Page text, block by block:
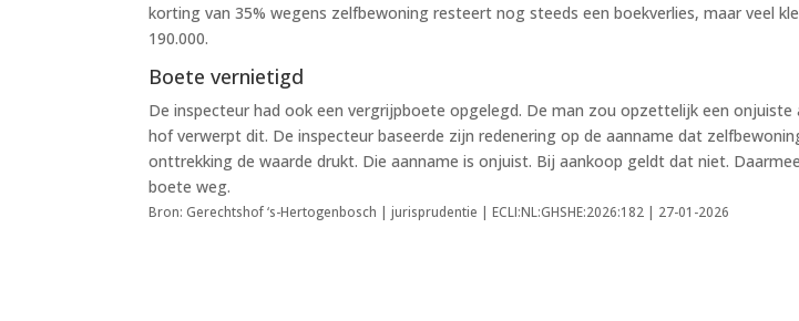
korting van 35% wegens zelfbewoning resteert nog steeds een boekverlies, maar veel
190.000.
Boete vernietigd
De inspecteur had ook een vergrijpboete opgelegd. De man zou opzettelijk een
hof verwerpt dit. De inspecteur baseerde zijn redenering op de aanname dat
onttrekking de waarde drukt. Die aanname is onjuist. Bij aankoop geldt dat niet.
boete weg.
Bron: Gerechtshof ‘s-Hertogenbosch | jurisprudentie | ECLI:NL:GHSHE:2026:182 | 27-01-2026